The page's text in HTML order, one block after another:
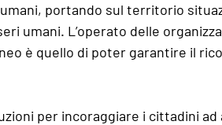
portando sul territorio
umani. L’operato delle
è quello di poter garantire il
per incoraggiare i cittadini ad